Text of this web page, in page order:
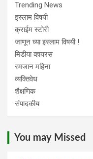
Trending News
इस्लाम विषयी
क्राईम स्टोरी
जाणून घ्या इस्लाम विषयी !
मिडीया व्हायरस
रमजान महिना
व्यक्तिवेध
शैक्षणिक
संपादकीय
You may Missed